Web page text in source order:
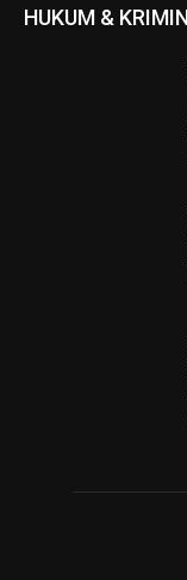
HUKUM &